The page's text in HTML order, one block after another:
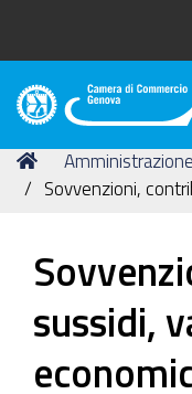
Camera
Commercio
di
Tu
sei
Home
Sovvenzioni,
sussidi,